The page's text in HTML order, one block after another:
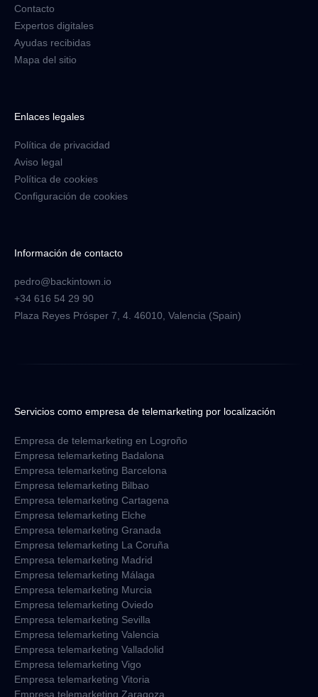
Contacto
Expertos digitales
Ayudas recibidas
Mapa del sitio
Enlaces legales
Política de privacidad
Aviso legal
Política de cookies
Configuración de cookies
Información de contacto
pedro@backintown.io
+34 616 54 29 90
Plaza Reyes Prósper 7, 4. 46010, Valencia (Spain)
Servicios como empresa de telemarketing por localización
Empresa de telemarketing en Logroño
Empresa telemarketing Badalona
Empresa telemarketing Barcelona
Empresa telemarketing Bilbao
Empresa telemarketing Cartagena
Empresa telemarketing Elche
Empresa telemarketing Granada
Empresa telemarketing La Coruña
Empresa telemarketing Madrid
Empresa telemarketing Málaga
Empresa telemarketing Murcia
Empresa telemarketing Oviedo
Empresa telemarketing Sevilla
Empresa telemarketing Valencia
Empresa telemarketing Valladolid
Empresa telemarketing Vigo
Empresa telemarketing Vitoria
Empresa telemarketing Zaragoza